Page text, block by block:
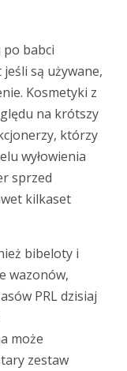
po babci
są używane,
Kosmetyki z
na krótszy
którzy
wyłowienia
sprzed
kilkaset
bibeloty i
wazonów,
PRL dzisiaj
może
zestaw